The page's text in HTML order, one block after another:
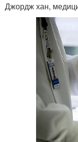
Джордж хан,